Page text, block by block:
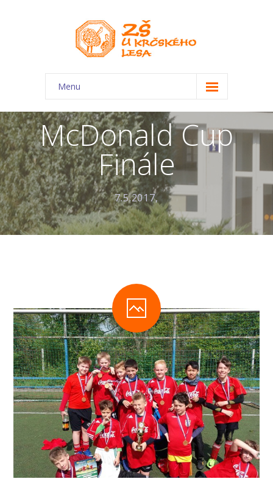
Menu
O škole
-- Charakteristika školy
-- Plán školního roku
-- Dokumenty
-- Kontakty
-- Inspekční zpráva
Pedagogický sbor
-- Vedení školy
-- Třídní učitelé
-- Netřídní učitelé
-- Vychovatelé
-- Školní poradenské pracoviště
---- Výchovný poradce
McDonald Cup
Finále
7.5.2017,